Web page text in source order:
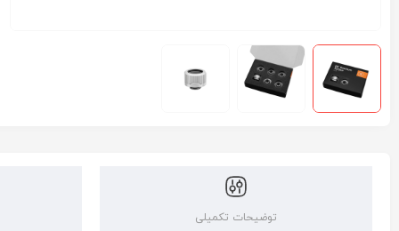
توضیحات تکمیلی